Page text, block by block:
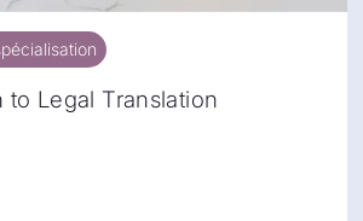
to Legal Translation